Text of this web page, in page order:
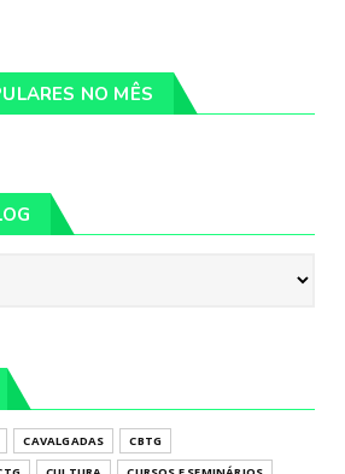
NO MÊS
CAVALGADAS
CBTG